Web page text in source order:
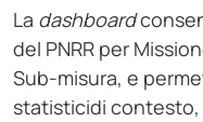
La dashboard
del PNRR per
Sub-misura, e
statisticidi contesto,